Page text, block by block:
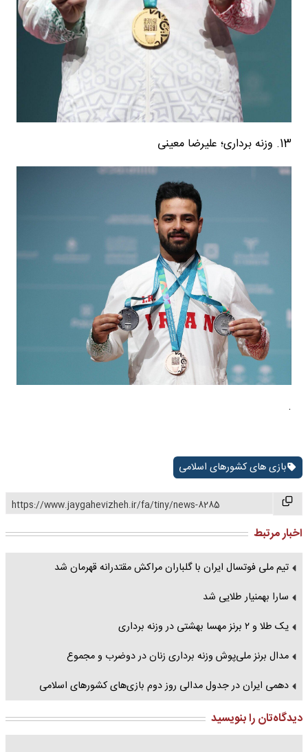
13. وزنه برداری؛ علیرضا معینی
.
بازی های کشورهای اسلامی
https://www.jaygahevizheh.ir/fa/tiny/news-8285
اخبار مرتبط
تیم ملی فوتسال ایران با گلباران مراکش مقتدرانه قهرمان شد
سارا بهمنیار طلایی شد
یک طلا و ۲ برنز مهسا بهشتی در وزنه برداری
مدال برنز ملی‌پوش وزنه برداری زنان در دوضرب و مجموع
دهمی ایران در جدول مدالی روز دوم بازی‌های کشورهای اسلامی
دیدگاه‌تان را بنویسید